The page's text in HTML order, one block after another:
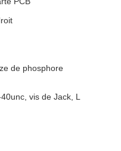
de phosphore
vis de Jack, L